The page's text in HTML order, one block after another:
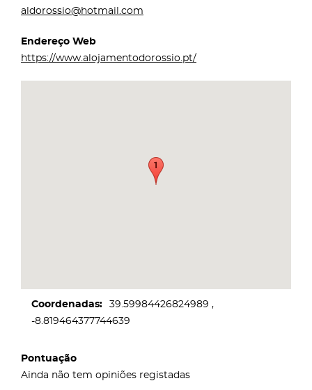
aldorossio@hotmail.com
Endereço Web
https://www.alojamentodorossio.pt/
Coordenadas
39.59984426824989
-8.819464377744639
Pontuação
Ainda não tem opiniões registadas